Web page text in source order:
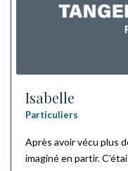
Isabelle
Particuliers
Après avoir vécu plus
imaginé en partir.